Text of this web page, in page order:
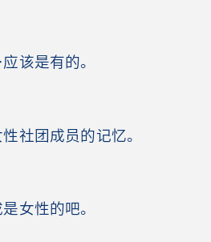
是有的。
社团成员的记忆。
女性的吧。